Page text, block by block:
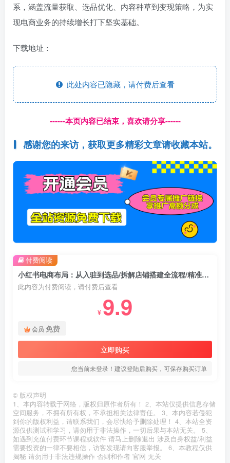
系，涵盖流量获取、选品优化、内容种草到变现策略，为实
现电商业务的持续增长打下坚实基础。
下载地址：
此处内容已隐藏，请付费后查看
------本页内容已结束，喜欢请分享------
感谢您的来访，获取更多精彩文章请收藏本站。
小红书电商布局：从入驻到选品/拆解店铺搭建全流程/精准解析平台流量优势
此内容为付费阅读，请付费后查看
¥ 9.9
会员 免费
立即购买
您当前未登录！建议登陆后购买，可保存购买订单
付费阅读
© 版权声明
1、本内容转载于网络，版权归原作者所有！ 2、本站仅提供信息存储
空间服务，不拥有所有权，不承担相关法律责任。 3、本内容若侵犯
到你的版权利益，请联系我们，会尽快给予删除处理！ 4、本站全资
源仅供测试和学习，请勿用于非法操作，一切后果与本站无关。 5、
如遇到充值付费环节课程或软件 请马上删除退出 涉及自身权益/利益
需要投资的一律不要相信，访客发现请向客服举报。 6、本教程仅供
揭秘 请勿用于非法违规操作 否则和作者 官网 无关